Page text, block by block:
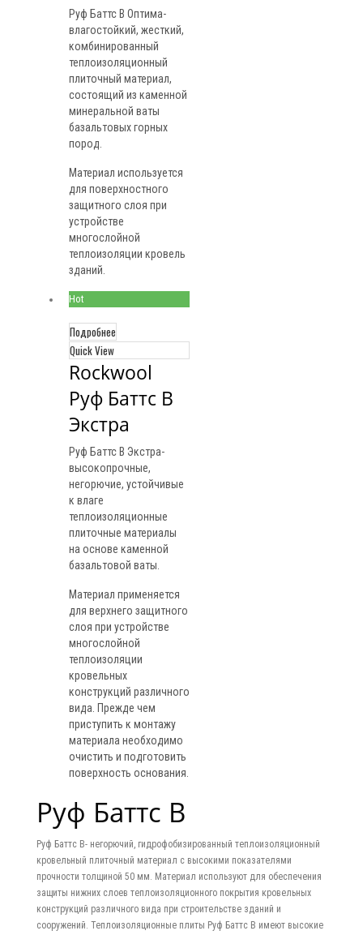
Руф Баттс В Оптима-
влагостойкий, жесткий,
комбинированный
теплоизоляционный
плиточный материал,
состоящий из каменной
минеральной ваты
базальтовых горных
пород.
Материал используется
для поверхностного
защитного слоя при
устройстве
многослойной
теплоизоляции кровель
зданий.
Hot
Подробнее
Quick View
Rockwool
Руф Баттс В
Экстра
Руф Баттс В Экстра-
высокопрочные,
негорючие, устойчивые
к влаге
теплоизоляционные
плиточные материалы
на основе каменной
базальтовой ваты.
Материал применяется
для верхнего защитного
слоя при устройстве
многослойной
теплоизоляции
кровельных
конструкций различного
вида. Прежде чем
приступить к монтажу
материала необходимо
очистить и подготовить
поверхность основания.
Руф Баттс В
Руф Баттс В- негорючий, гидрофобизированный теплоизоляционный
кровельный плиточный материал с высокими показателями
прочности толщиной 50 мм. Материал используют для обеспечения
защиты нижних слоев теплоизоляционного покрытия кровельных
конструкций различного вида при строительстве зданий и
сооружений. Теплоизоляционные плиты Руф Баттс В имеют высокие